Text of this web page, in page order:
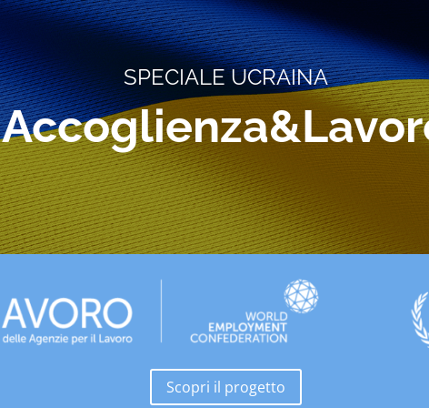
SPECIALE UCRAINA
Scopri il progetto